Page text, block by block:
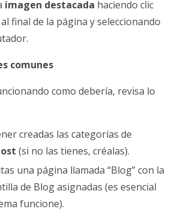
imagen destacada haciendo clic
al final de la página y seleccionando
comunes
como debería, revisa lo
creadas las categorías de
(si no las tienes, créalas).
una página llamada “Blog” con la
de Blog asignadas (es esencial
funcione).